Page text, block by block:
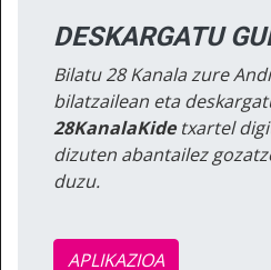
DESKARGATU
Bilatu 28 Kanala zure
bilatzailean eta
28KanalaKidetxartel
dizuten abantailez
duzu.
APLIKAZIOA